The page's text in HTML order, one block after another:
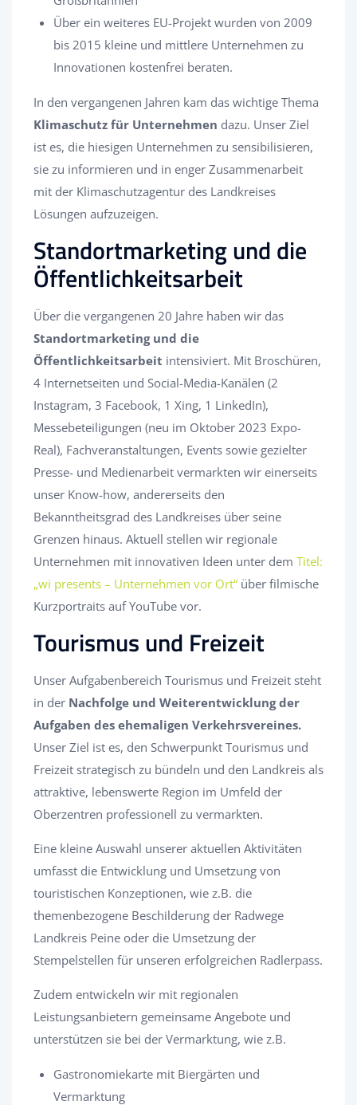
Über ein weiteres EU-Projekt wurden von 2009
bis 2015 kleine und mittlere Unternehmen zu
Innovationen kostenfrei beraten.
In den vergangenen Jahren kam das wichtige Thema
Klimaschutz für Unternehmen dazu. Unser Ziel
ist es, die hiesigen Unternehmen zu sensibilisieren,
sie zu informieren und in enger Zusammenarbeit
mit der Klimaschutzagentur des Landkreises
Lösungen aufzuzeigen.
Standortmarketing und die
Öffentlichkeitsarbeit
Über die vergangenen 20 Jahre haben wir das
Standortmarketing und die
Öffentlichkeitsarbeit intensiviert. Mit Broschüren,
4 Internetseiten und Social-Media-Kanälen (2
Instagram, 3 Facebook, 1 Xing, 1 LinkedIn),
Messebeteiligungen (neu im Oktober 2023 Expo-
Real), Fachveranstaltungen, Events sowie gezielter
Presse- und Medienarbeit vermarkten wir einerseits
unser Know-how, andererseits den
Bekanntheitsgrad des Landkreises über seine
Grenzen hinaus. Aktuell stellen wir regionale
Unternehmen mit innovativen Ideen unter dem Titel:
„wi presents – Unternehmen vor Ort“ über filmische
Kurzportraits auf YouTube vor.
Tourismus und Freizeit
Unser Aufgabenbereich Tourismus und Freizeit steht
in der Nachfolge und Weiterentwicklung der
Aufgaben des ehemaligen Verkehrsvereines.
Unser Ziel ist es, den Schwerpunkt Tourismus und
Freizeit strategisch zu bündeln und den Landkreis als
attraktive, lebenswerte Region im Umfeld der
Oberzentren professionell zu vermarkten.
Eine kleine Auswahl unserer aktuellen Aktivitäten
umfasst die Entwicklung und Umsetzung von
touristischen Konzeptionen, wie z.B. die
themenbezogene Beschilderung der Radwege
Landkreis Peine oder die Umsetzung der
Stempelstellen für unseren erfolgreichen Radlerpass.
Zudem entwickeln wir mit regionalen
Leistungsanbietern gemeinsame Angebote und
unterstützen sie bei der Vermarktung, wie z.B.
Gastronomiekarte mit Biergärten und
Vermarktung